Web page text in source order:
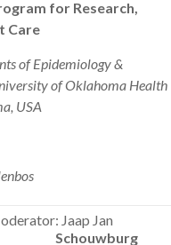
for Research,
Care
of Epidemiology &
of Oklahoma Health
USA
Jaap Jan
Schouwburg